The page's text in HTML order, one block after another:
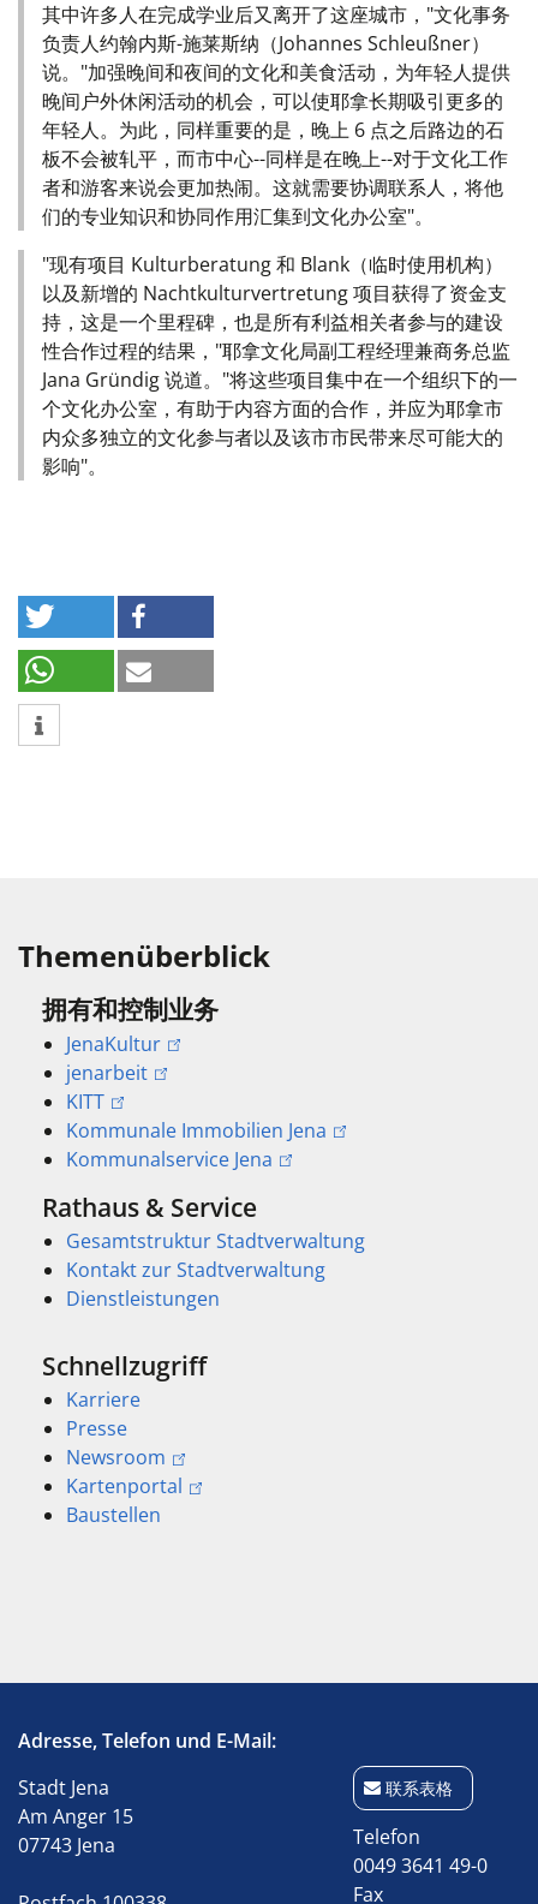
其中许多人在完成学业后又离开了这座城市，"文化事务
负责人约翰内斯-施莱斯纳（Johannes Schleußner）
说。"加强晚间和夜间的文化和美食活动，为年轻人提供
晚间户外休闲活动的机会，可以使耶拿长期吸引更多的
年轻人。为此，同样重要的是，晚上 6 点之后路边的石
板不会被轧平，而市中心--同样是在晚上--对于文化工作
者和游客来说会更加热闹。这就需要协调联系人，将他
们的专业知识和协同作用汇集到文化办公室"。
"现有项目 Kulturberatung 和 Blank（临时使用机构）
以及新增的 Nachtkulturvertretung 项目获得了资金支
持，这是一个里程碑，也是所有利益相关者参与的建设
性合作过程的结果，"耶拿文化局副工程经理兼商务总监
Jana Gründig 说道。"将这些项目集中在一个组织下的一
个文化办公室，有助于内容方面的合作，并应为耶拿市
内众多独立的文化参与者以及该市市民带来尽可能大的
影响"。
Themenüberblick
拥有和控制业务
JenaKultur
jenarbeit
KITT
Kommunale Immobilien Jena
Kommunalservice Jena
Rathaus & Service
Gesamtstruktur Stadtverwaltung
Kontakt zur Stadtverwaltung
Dienstleistungen
Schnellzugriff
Karriere
Presse
Newsroom
Kartenportal
Baustellen
Adresse, Telefon und E-Mail:
Stadt Jena
Am Anger 15
07743 Jena
联系表格
Telefon
0049 3641 49-0
Fax